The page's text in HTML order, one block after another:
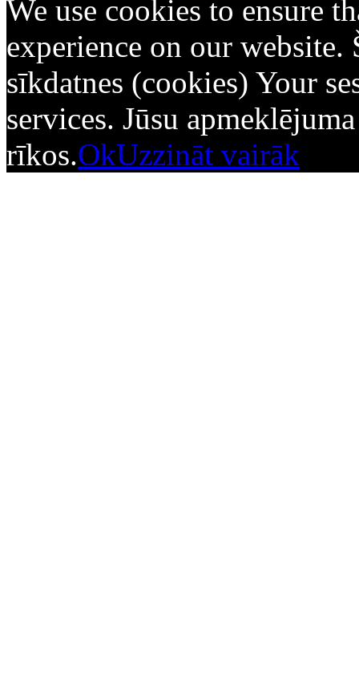
We use cookies to ensure
experience on our website.
sīkdatnes (cookies) Your
services. Jūsu
rīkos.OkUzzināt vairāk